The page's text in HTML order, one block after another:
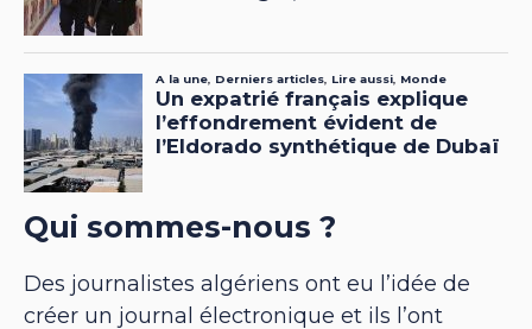
Qui sommes-nous ?
Des journalistes algériens ont eu l’idée de
créer un journal électronique et ils l’ont